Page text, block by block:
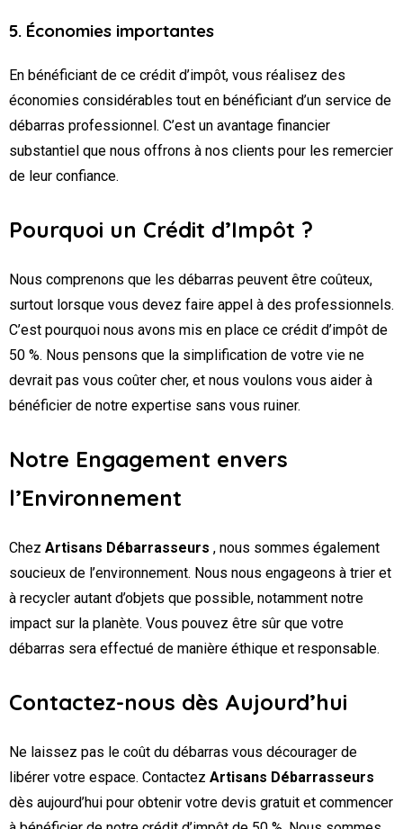
5. Économies importantes
En bénéficiant de ce crédit d’impôt, vous réalisez des
économies considérables tout en bénéficiant d’un service de
débarras professionnel. C’est un avantage financier
substantiel que nous offrons à nos clients pour les remercier
de leur confiance.
Pourquoi un Crédit d’Impôt ?
Nous comprenons que les débarras peuvent être coûteux,
surtout lorsque vous devez faire appel à des professionnels.
C’est pourquoi nous avons mis en place ce crédit d’impôt de
50 %. Nous pensons que la simplification de votre vie ne
devrait pas vous coûter cher, et nous voulons vous aider à
bénéficier de notre expertise sans vous ruiner.
Notre Engagement envers
l’Environnement
Chez Artisans Débarrasseurs , nous sommes également
soucieux de l’environnement. Nous nous engageons à trier et
à recycler autant d’objets que possible, notamment notre
impact sur la planète. Vous pouvez être sûr que votre
débarras sera effectué de manière éthique et responsable.
Contactez-nous dès Aujourd’hui
Ne laissez pas le coût du débarras vous décourager de
libérer votre espace. Contactez Artisans Débarrasseurs
dès aujourd’hui pour obtenir votre devis gratuit et commencer